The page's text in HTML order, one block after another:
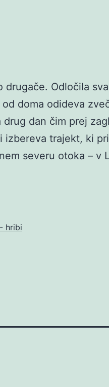
drugače. Odločila
doma odideva
dan čim prej
izbereva trajekt, ki
severu otoka – v
hribi